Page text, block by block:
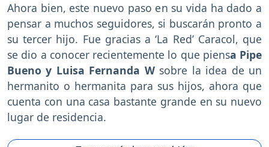
Ahora bien, este nuevo paso en su vida ha dado a
pensar a muchos seguidores, si buscarán pronto a
su tercer hijo. Fue gracias a ‘La Red’ Caracol, que
se dio a conocer recientemente lo que piensa Pipe
Bueno y Luisa Fernanda Wsobre la idea de un
hermanito o hermanita para sus hijos, ahora que
cuenta con una casa bastante grande en su nuevo
lugar de residencia.